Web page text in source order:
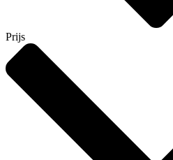
Prijs